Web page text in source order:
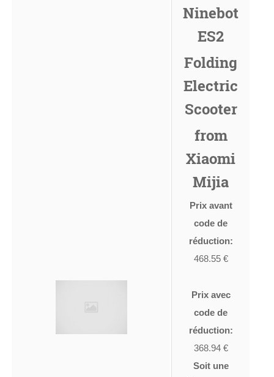
Ninebot
ES2
Folding
Electric
Scooter
from
Xiaomi
Mijia
Prix avant
code de
réduction:
468.55 €
Prix avec
code de
réduction:
368.94 €
Soit une